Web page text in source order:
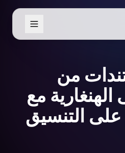
من
الهنغارية مع
على التنسيق